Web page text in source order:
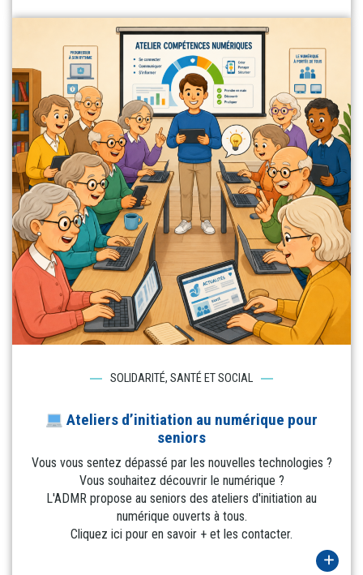
SOLIDARITÉ, SANTÉ ET SOCIAL
Ateliers d’initiation au numérique pour
seniors
Vous vous sentez dépassé par les nouvelles technologies ?
Vous souhaitez découvrir le numérique ?
L'ADMR propose au seniors des ateliers d'initiation au
numérique ouverts à tous.
Cliquez ici pour en savoir + et les contacter.